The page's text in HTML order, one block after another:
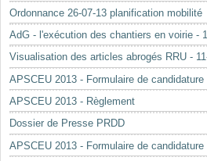
Ordonnance 26-07-13 planification mobilité
AdG - l'exécution des chantiers en voirie -
Visualisation des articles abrogés RRU -
APSCEU 2013 - Formulaire de candidature
APSCEU 2013 - Règlement
Dossier de Presse PRDD
APSCEU 2013 - Formulaire de candidature